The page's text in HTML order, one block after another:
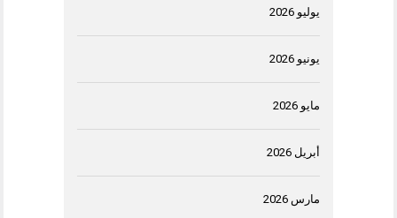
يوليو 2026
يونيو 2026
مايو 2026
أبريل 2026
مارس 2026